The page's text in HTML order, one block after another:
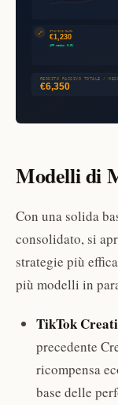
Modelli di
Con una solida
consolidato, si
strategie più
più modelli in
TikTok
precedente
ricompensa
base delle